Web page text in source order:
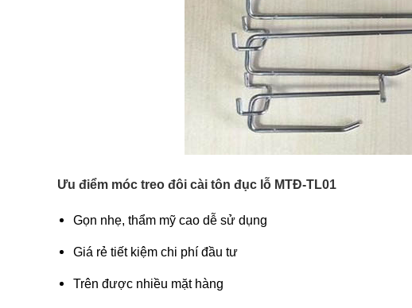
Ưu điểm móc treo đôi cài tôn đục lỗ MTĐ-TL01
Gọn nhẹ, thẩm mỹ cao dễ sử dụng
Giá rẻ tiết kiệm chi phí đầu tư
Trên được nhiều mặt hàng